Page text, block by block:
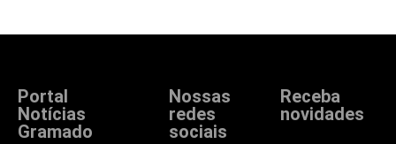
Portal
Notícias
Gramado
Nossas
redes
sociais
Receba
novidades